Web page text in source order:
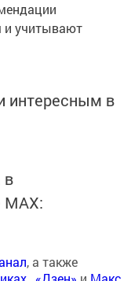
и учитывают
интересным в
в
MАХ:
, а также